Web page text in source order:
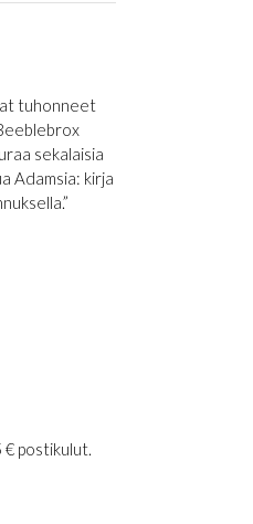
tuhonneet
sekalaisia
Adamsia: kirja
postikulut.